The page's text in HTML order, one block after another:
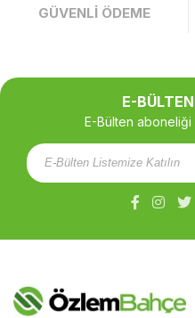
GÜVENLİ ÖDEME
E-
E-Bülten aboneliği